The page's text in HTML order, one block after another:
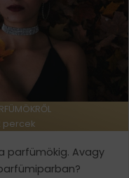
percek
parfümökig. Avagy